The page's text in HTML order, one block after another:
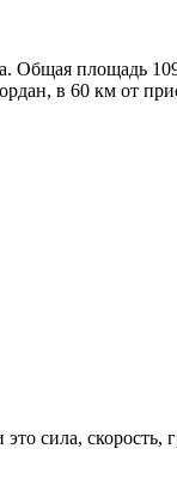
Общая площадь
в 60 км от
сила,